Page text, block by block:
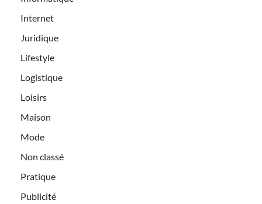
Internet
Juridique
Lifestyle
Logistique
Loisirs
Maison
Mode
Non classé
Pratique
Publicité